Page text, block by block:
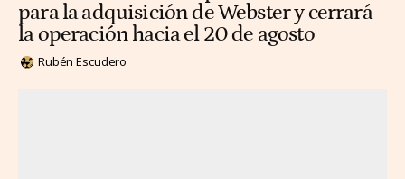
para la adquisición de Webster y cerrará
la operación hacia el 20 de agosto
Rubén Escudero